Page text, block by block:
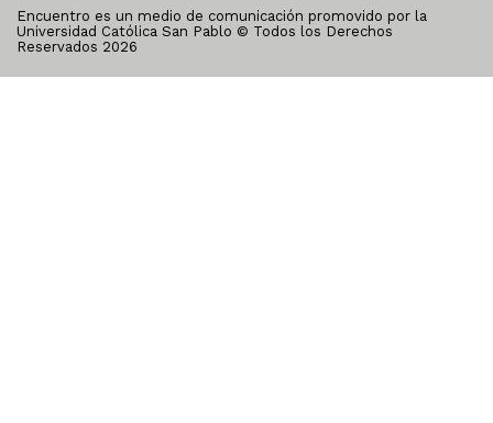
Encuentro es un medio de comunicación promovido por la
Universidad Católica San Pablo © Todos los Derechos
Reservados 2026